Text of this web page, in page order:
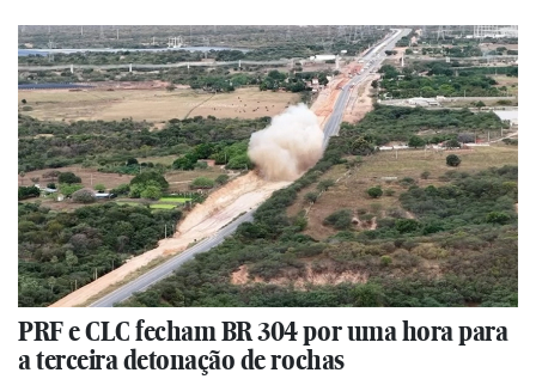
PRF e CLC fecham BR 304 por uma hora para
a terceira detonação de rochas